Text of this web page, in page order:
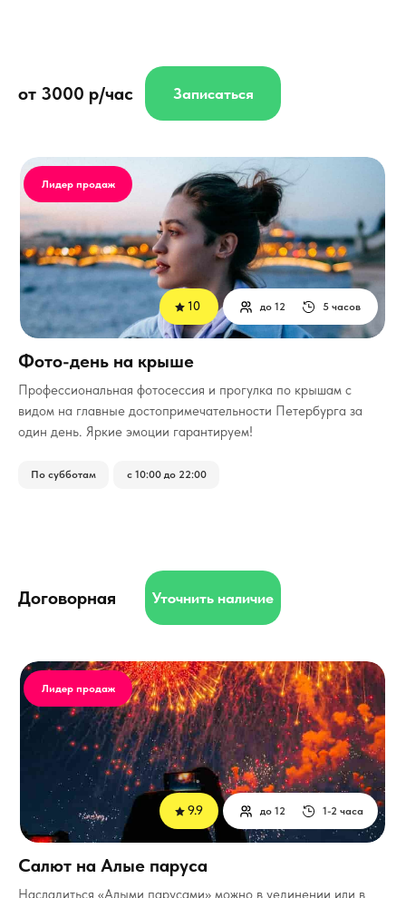
Профессиональная фотосессия и прогулка по крышам с
видом на главные достопримечательности Петербурга за
один день. Яркие эмоции гарантируем!
Договорная
5 часов
до 12
По субботам с 10:00 до 22:00
Лидер продаж
Уточнить наличие
Фото-день на крыше
10
Насладиться «Алыми парусами» можно в уединении или в
1-2 часа
до 12
Лидер продаж
Салют на Алые паруса
9.9
от 3000 р/час Записаться